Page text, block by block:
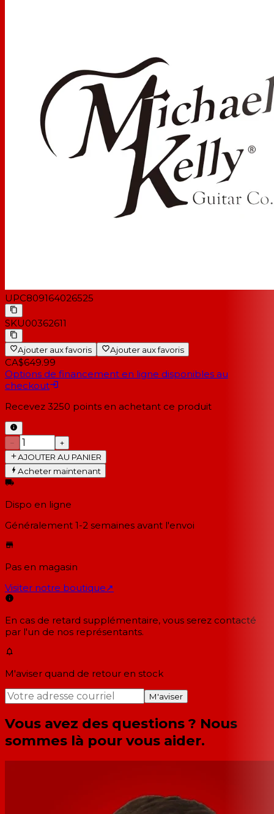
UPC809164026525
SKU00362611
Ajouter aux favoris Ajouter aux favoris
CA$649.99
Options de financement en ligne disponibles au
checkout
Recevez 3250 points en achetant ce produit
−
+
AJOUTER AU PANIER
Acheter maintenant
Dispo en ligne
Généralement 1-2 semaines avant l'envoi
Pas en magasin
Visiter notre boutique↗
En cas de retard supplémentaire, vous serez contacté
par l'un de nos représentants.
M'aviser quand de retour en stock
M'aviser
Vous avez des questions ? Nous
sommes là pour vous aider.